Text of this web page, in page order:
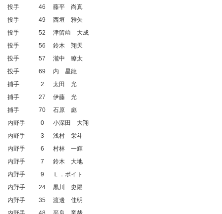
投手
46
藤平 尚真
投手
49
西垣 雅矢
投手
52
津留﨑 大成
投手
56
鈴木 翔天
投手
57
瀧中 瞭太
投手
69
内 星龍
捕手
2
太田 光
捕手
27
伊藤 光
捕手
70
石原 彪
内野手
0
小深田 大翔
内野手
3
浅村 栄斗
内野手
6
村林 一輝
内野手
7
鈴木 大地
内野手
9
Ｌ．ボイト
内野手
24
黒川 史陽
内野手
35
渡邊 佳明